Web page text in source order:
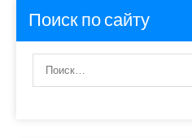
Поиск по сайту